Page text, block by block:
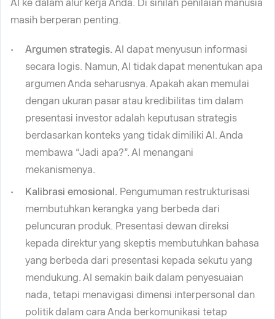
AI ke dalam alur kerja Anda. Di sinilah penilaian manusia
masih berperan penting.
Argumen strategis. AI dapat menyusun informasi
secara logis. Namun, AI tidak dapat menentukan apa
argumen Anda seharusnya. Apakah akan memulai
dengan ukuran pasar atau kredibilitas tim dalam
presentasi investor adalah keputusan strategis
berdasarkan konteks yang tidak dimiliki AI. Anda
membawa “Jadi apa?”. AI menangani
mekanismenya.
Kalibrasi emosional. Pengumuman restrukturisasi
membutuhkan kerangka yang berbeda dari
peluncuran produk. Presentasi dewan direksi
kepada direktur yang skeptis membutuhkan bahasa
yang berbeda dari presentasi kepada sekutu yang
mendukung. AI semakin baik dalam penyesuaian
nada, tetapi menavigasi dimensi interpersonal dan
politik dalam cara Anda berkomunikasi tetap